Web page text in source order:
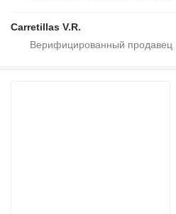
Carretillas V.R.